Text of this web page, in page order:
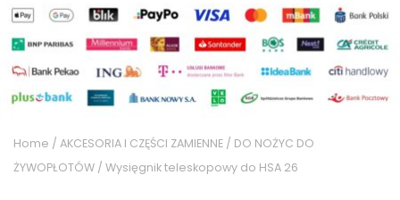
Home / AKCESORIA I CZĘŚCI ZAMIENNE / DO NOŻYC DO
ŻYWOPŁOTÓW / Wysięgnik teleskopowy do HSA 26